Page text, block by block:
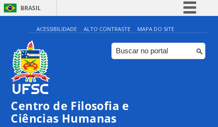
BRASIL
Simplifique!
Comunica BR
Participe
ACESSIBILIDADE ALTO CONTRASTE MAPA DO SITE
Centro de Filosofia e
Ciências Humanas